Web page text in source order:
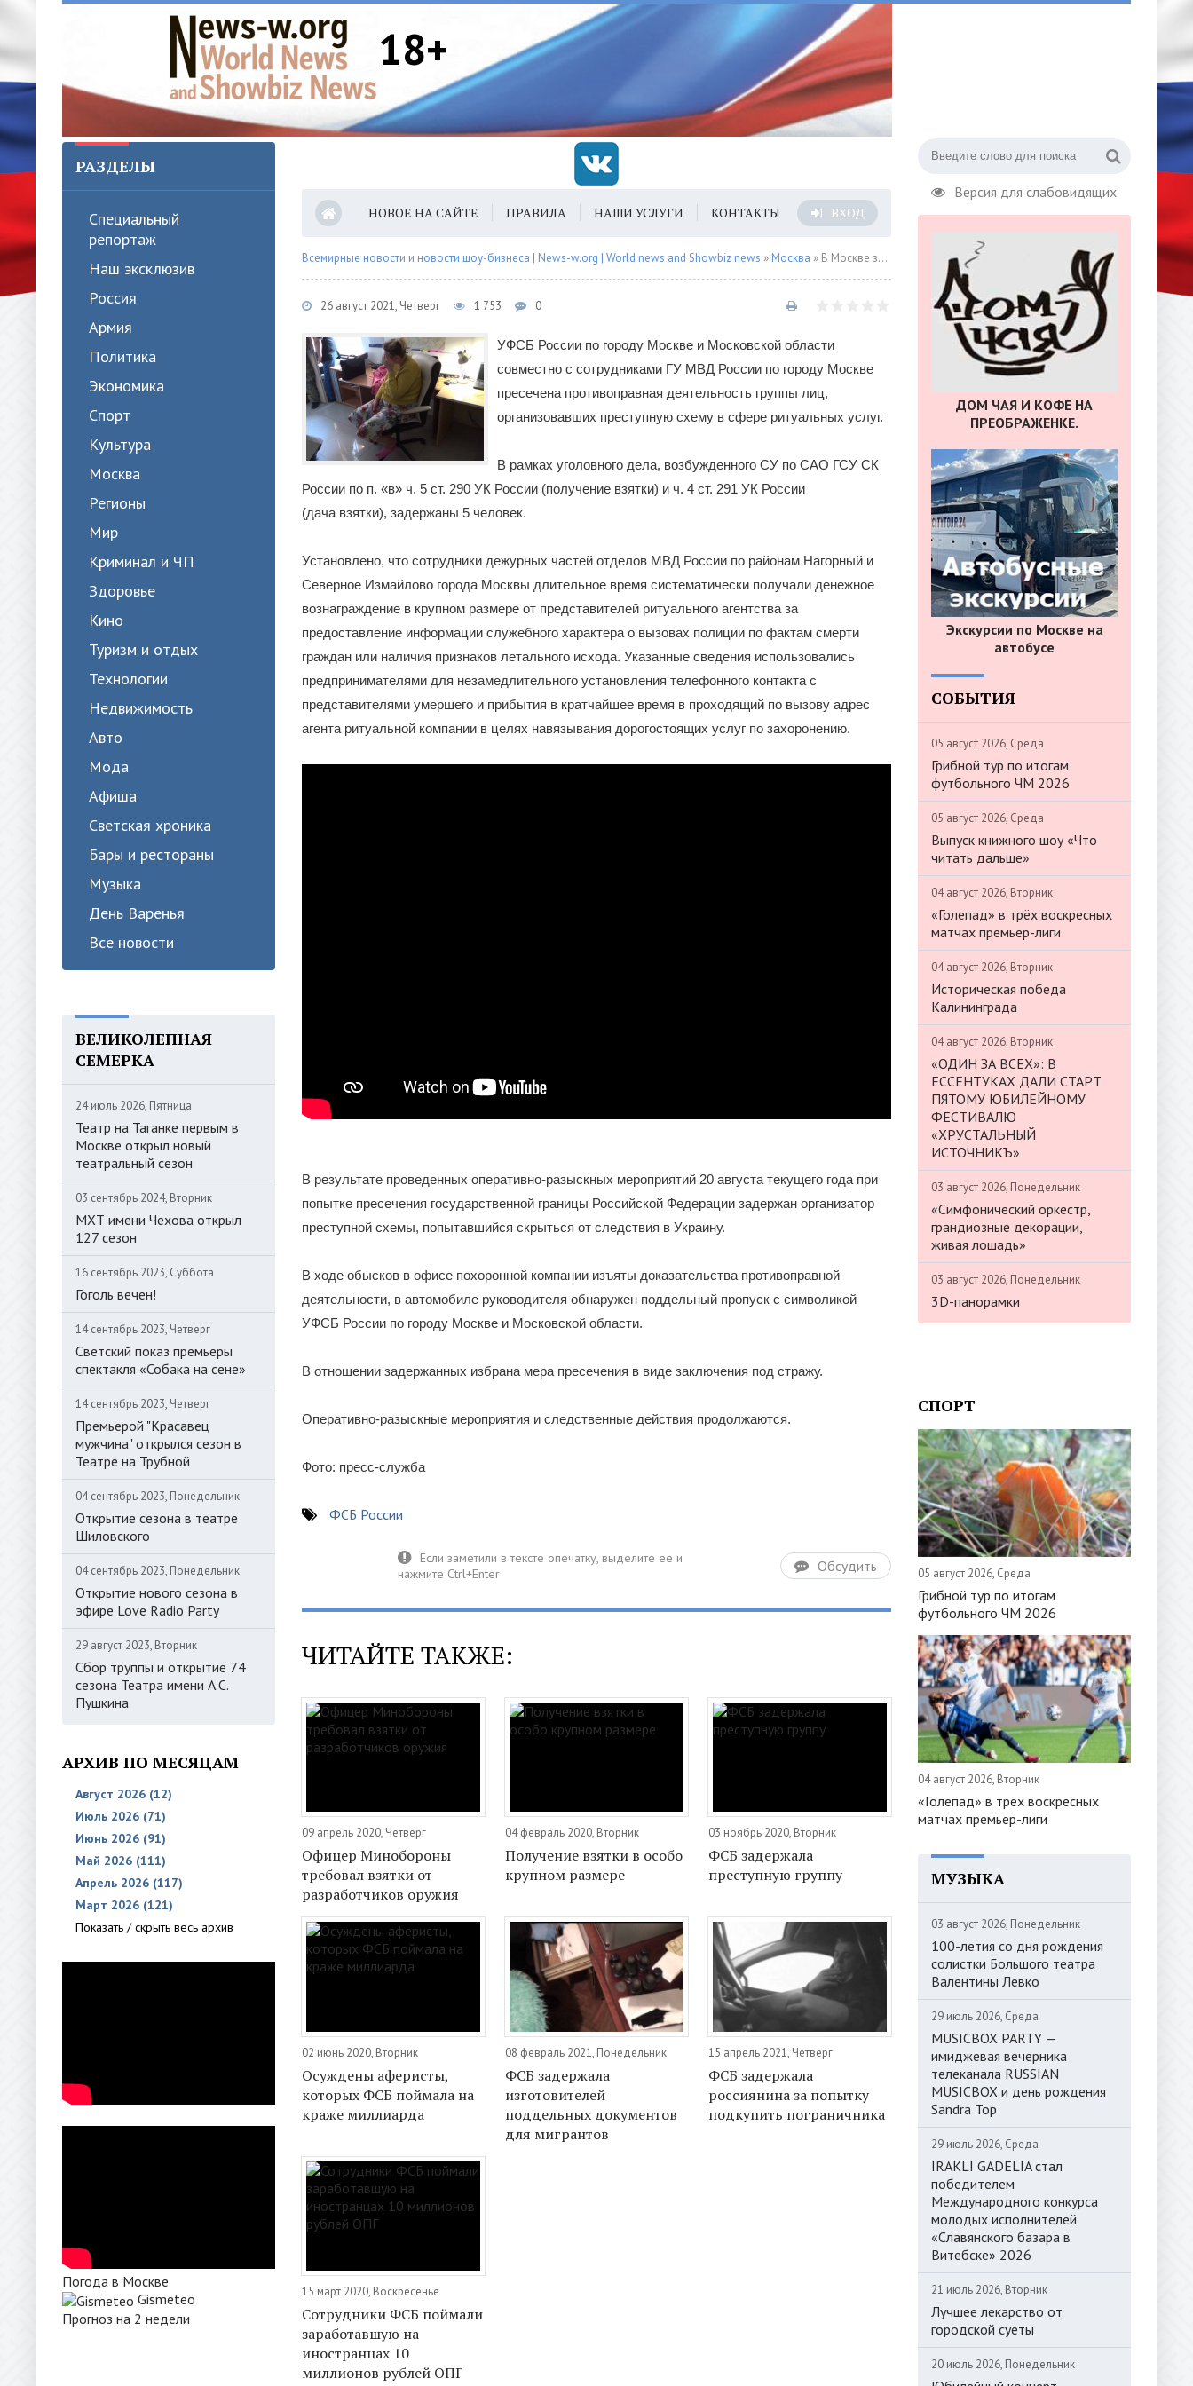
18+
Версия для слабовидящих
РАЗДЕЛЫ
Специальный
репортаж
Наш эксклюзив
Россия
Армия
Политика
Экономика
Спорт
Культура
Москва
Регионы
Мир
Криминал и ЧП
Здоровье
Кино
Туризм и отдых
Технологии
Недвижимость
Авто
Мода
Афиша
Светская хроника
Бары и рестораны
Музыка
День Варенья
Все новости
ВЕЛИКОЛЕПНАЯ
СЕМЕРКА
24 июль 2026, Пятница
Театр на Таганке первым в
Москве открыл новый
театральный сезон
03 сентябрь 2024, Вторник
МХТ имени Чехова открыл
127 сезон
16 сентябрь 2023, Суббота
Гоголь вечен!
14 сентябрь 2023, Четверг
Светский показ премьеры
спектакля «Собака на сене»
14 сентябрь 2023, Четверг
Премьерой "Красавец
мужчина" открылся сезон в
Театре на Трубной
04 сентябрь 2023, Понедельник
Открытие сезона в театре
Шиловского
04 сентябрь 2023, Понедельник
Открытие нового сезона в
эфире Love Radio Party
29 август 2023, Вторник
Сбор труппы и открытие 74
сезона Театра имени А.С.
Пушкина
АРХИВ ПО МЕСЯЦАМ
Август 2026 (12)
Июль 2026 (71)
Июнь 2026 (91)
Май 2026 (111)
Апрель 2026 (117)
Март 2026 (121)
Показать / скрыть весь архив
Погода в Москве
Gismeteo
Прогноз на 2 недели
НОВОЕ НА САЙТЕ ПРАВИЛА НАШИ УСЛУГИ КОНТАКТЫ ВХОД
Всемирные новости и новости шоу-бизнеса | News-w.org | World news and Showbiz news » Москва » В Москве задержаны полицейские, передававшие сведения об умерших похоронным конторам
26 август 2021, Четверг 1 753 0
УФСБ России по городу Москве и Московской области
совместно с сотрудниками ГУ МВД России по городу Москве
пресечена противоправная деятельность группы лиц,
организовавших преступную схему в сфере ритуальных услуг.
В рамках уголовного дела, возбужденного СУ по САО ГСУ СК
России по п. «в» ч. 5 ст. 290 УК России (получение взятки) и ч. 4 ст. 291 УК России
(дача взятки), задержаны 5 человек.
Установлено, что сотрудники дежурных частей отделов МВД России по районам Нагорный и
Северное Измайлово города Москвы длительное время систематически получали денежное
вознаграждение в крупном размере от представителей ритуального агентства за
предоставление информации служебного характера о вызовах полиции по фактам смерти
граждан или наличия признаков летального исхода. Указанные сведения использовались
предпринимателями для незамедлительного установления телефонного контакта с
представителями умершего и прибытия в кратчайшее время в проходящий по вызову адрес
агента ритуальной компании в целях навязывания дорогостоящих услуг по захоронению.
В результате проведенных оперативно-разыскных мероприятий 20 августа текущего года при
попытке пресечения государственной границы Российской Федерации задержан организатор
преступной схемы, попытавшийся скрыться от следствия в Украину.
В ходе обысков в офисе похоронной компании изъяты доказательства противоправной
деятельности, в автомобиле руководителя обнаружен поддельный пропуск с символикой
УФСБ России по городу Москве и Московской области.
В отношении задержанных избрана мера пресечения в виде заключения под стражу.
Оперативно-разыскные мероприятия и следственные действия продолжаются.
Фото: пресс-служба
ФСБ России
Обсудить
ЧИТАЙТЕ ТАКЖЕ:
09 апрель 2020, Четверг
Офицер Минобороны
требовал взятки от
разработчиков оружия
04 февраль 2020, Вторник
Получение взятки в особо
крупном размере
03 ноябрь 2020, Вторник
ФСБ задержала
преступную группу
02 июнь 2020, Вторник
Осуждены аферисты,
которых ФСБ поймала на
краже миллиарда
08 февраль 2021, Понедельник
ФСБ задержала
изготовителей
поддельных документов
для мигрантов
15 апрель 2021, Четверг
ФСБ задержала
россиянина за попытку
подкупить пограничника
15 март 2020, Воскресенье
Сотрудники ФСБ поймали
заработавшую на
иностранцах 10
миллионов рублей ОПГ
ДОМ ЧАЯ И КОФЕ НА
ПРЕОБРАЖЕНКЕ.
Экскурсии по Москве на
автобусе
СОБЫТИЯ
05 август 2026, Среда
Грибной тур по итогам
футбольного ЧМ 2026
05 август 2026, Среда
Выпуск книжного шоу «Что
читать дальше»
04 август 2026, Вторник
«Голепад» в трёх воскресных
матчах премьер-лиги
04 август 2026, Вторник
Историческая победа
Калининграда
04 август 2026, Вторник
«ОДИН ЗА ВСЕХ»: В
ЕССЕНТУКАХ ДАЛИ СТАРТ
ПЯТОМУ ЮБИЛЕЙНОМУ
ФЕСТИВАЛЮ
«ХРУСТАЛЬНЫЙ
ИСТОЧНИКЪ»
03 август 2026, Понедельник
«Симфонический оркестр,
грандиозные декорации,
живая лошадь»
03 август 2026, Понедельник
3D-панорамки
СПОРТ
05 август 2026, Среда
Грибной тур по итогам
футбольного ЧМ 2026
04 август 2026, Вторник
«Голепад» в трёх воскресных
матчах премьер-лиги
МУЗЫКА
03 август 2026, Понедельник
100-летия со дня рождения
солистки Большого театра
Валентины Левко
29 июль 2026, Среда
MUSICBOX PARTY —
имиджевая вечерника
телеканала RUSSIAN
MUSICBOX и день рождения
Sandra Top
29 июль 2026, Среда
IRAKLI GADELIA стал
победителем
Международного конкурса
молодых исполнителей
«Славянского базара в
Витебске» 2026
21 июль 2026, Вторник
Лучшее лекарство от
городской суеты
20 июль 2026, Понедельник